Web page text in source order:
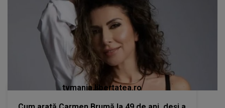
tvmania.libertatea.ro